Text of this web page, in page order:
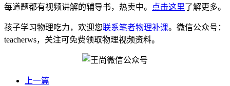
每道题都有视频讲解的辅导书，热卖中。
点击这里了解更多。
孩子学习物理吃力，欢迎您联系笔者物理补课。微信公众号：
teacherws，关注可免费领取物理视频资料。
上一篇